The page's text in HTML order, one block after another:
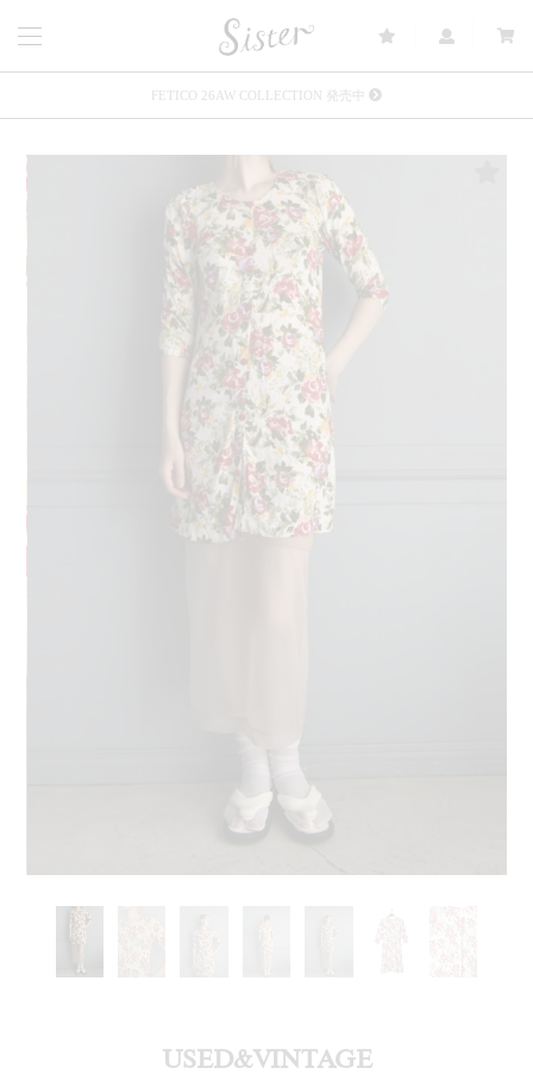
FETICO 26AW COLLECTION 発売中
Sister(渋谷区松濤) 店舗休業のご案内
リース衣装提供について
発売中 : Sister × OJOJO NAITŌ
発売中 : Sister × 前原光榮商店
新規会員登録で5%OFFクーポン配布
Summer Sale up to 60%OFF 開催中
USED&VINTAGE